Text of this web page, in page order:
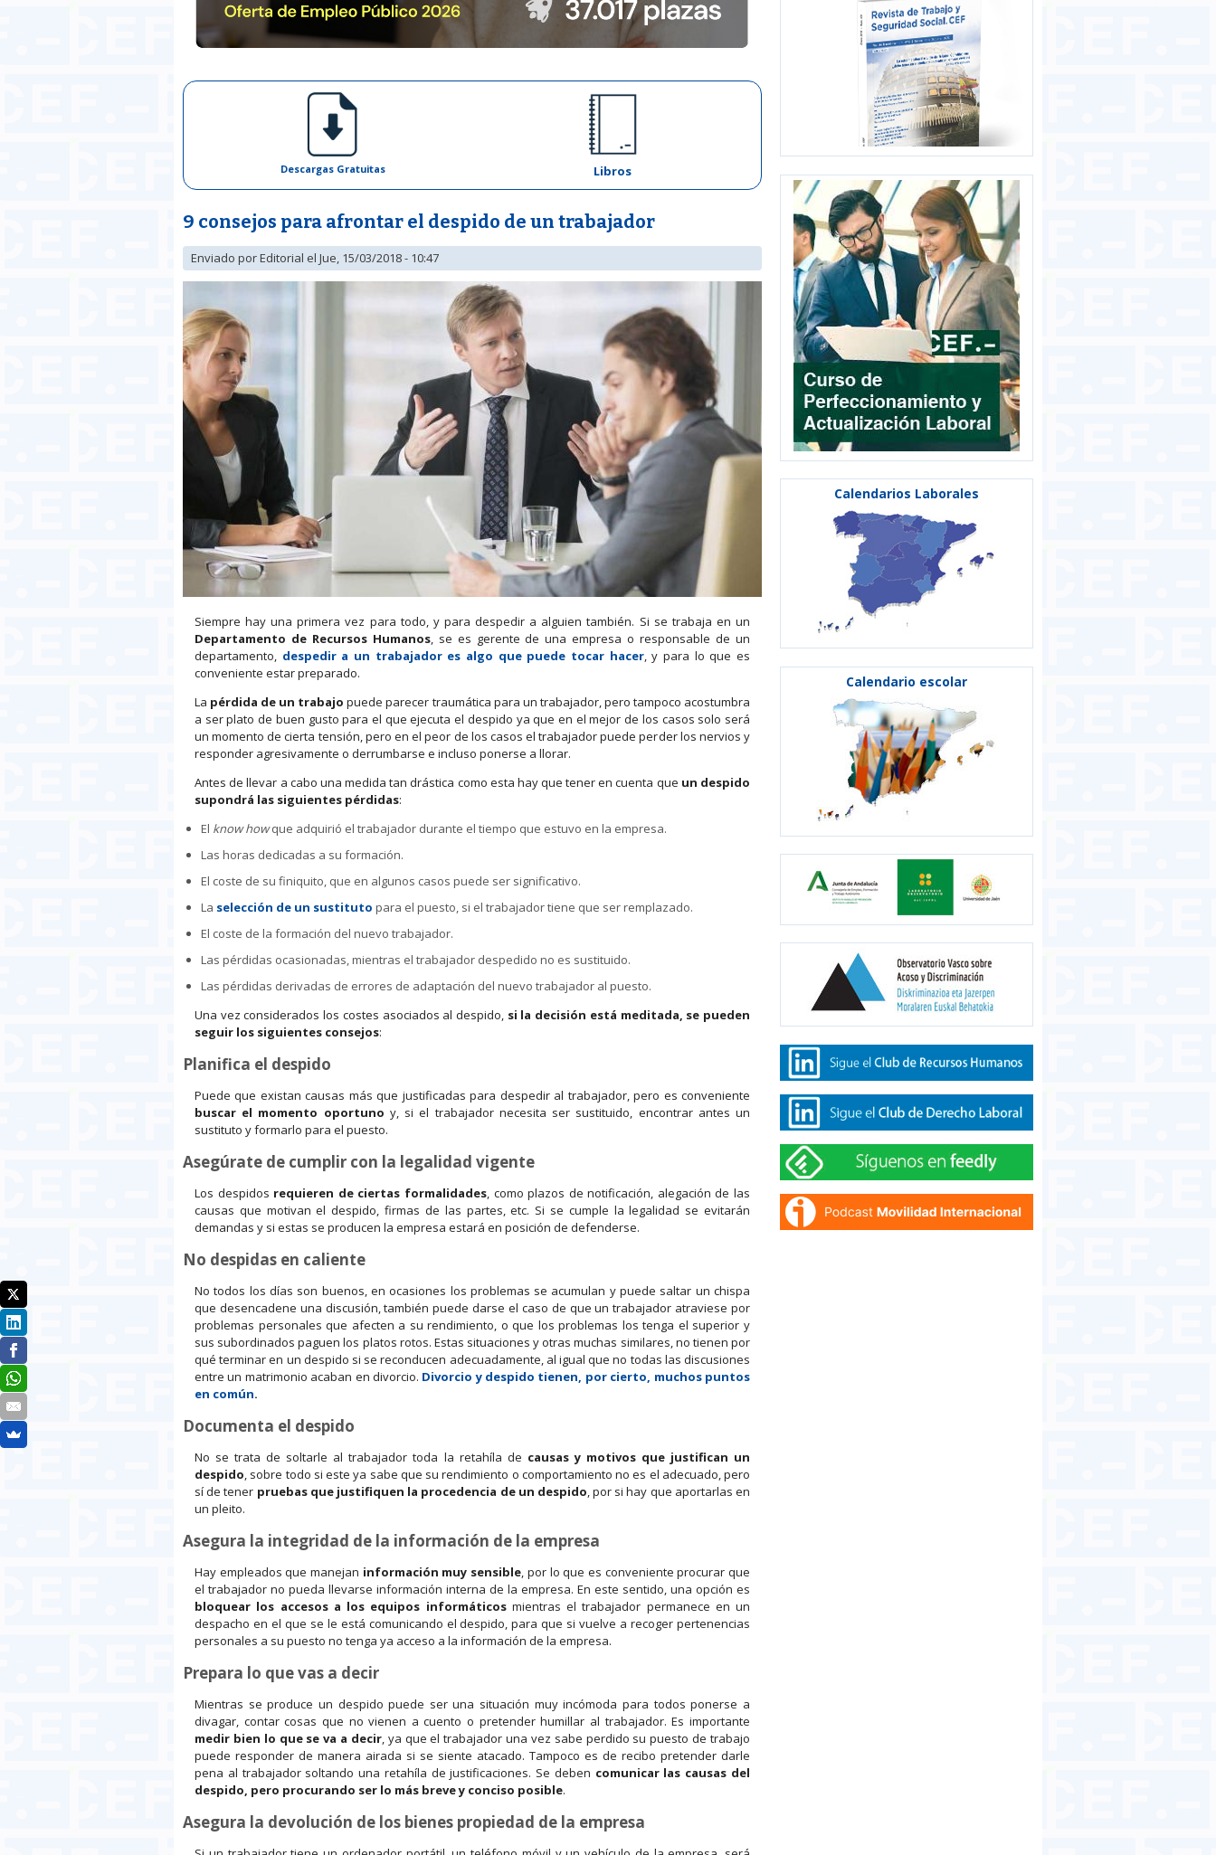
Descargas Gratuitas Libros
9 consejos para afrontar el despido de un trabajador
Enviado porEditorial el Jue, 15/03/2018 - 10:47
Siempre hay una primera vez para todo, y para despedir a alguien también. Si se trabaja en un
Departamento de Recursos Humanos, se es gerente de una empresa o responsable de un
departamento, despedir a un trabajador es algo que puede tocar hacer, y para lo que es
conveniente estar preparado.
La pérdida de un trabajo puede parecer traumática para un trabajador, pero tampoco acostumbra
a ser plato de buen gusto para el que ejecuta el despido ya que en el mejor de los casos solo será
un momento de cierta tensión, pero en el peor de los casos el trabajador puede perder los nervios y
responder agresivamente o derrumbarse e incluso ponerse a llorar.
Antes de llevar a cabo una medida tan drástica como esta hay que tener en cuenta que un despido
supondrá las siguientes pérdidas:
El know howque adquirió el trabajador durante el tiempo que estuvo en la empresa.
Las horas dedicadas a su formación.
El coste de su finiquito, que en algunos casos puede ser significativo.
La selección de un sustituto para el puesto, si el trabajador tiene que ser remplazado.
El coste de la formación del nuevo trabajador.
Las pérdidas ocasionadas, mientras el trabajador despedido no es sustituido.
Las pérdidas derivadas de errores de adaptación del nuevo trabajador al puesto.
Una vez considerados los costes asociados al despido, si la decisión está meditada, se pueden
seguir los siguientes consejos:
Planifica el despido
Puede que existan causas más que justificadas para despedir al trabajador, pero es conveniente
buscar el momento oportuno y, si el trabajador necesita ser sustituido, encontrar antes un
sustituto y formarlo para el puesto.
Asegúrate de cumplir con la legalidad vigente
Los despidos requieren de ciertas formalidades, como plazos de notificación, alegación de las
causas que motivan el despido, firmas de las partes, etc. Si se cumple la legalidad se evitarán
demandas y si estas se producen la empresa estará en posición de defenderse.
No despidas en caliente
No todos los días son buenos, en ocasiones los problemas se acumulan y puede saltar un chispa
que desencadene una discusión, también puede darse el caso de que un trabajador atraviese por
problemas personales que afecten a su rendimiento, o que los problemas los tenga el superior y
sus subordinados paguen los platos rotos. Estas situaciones y otras muchas similares, no tienen por
qué terminar en un despido si se reconducen adecuadamente, al igual que no todas las discusiones
entre un matrimonio acaban en divorcio. Divorcio y despido tienen, por cierto, muchos puntos
en común.
Documenta el despido
No se trata de soltarle al trabajador toda la retahíla de causas y motivos que justifican un
despido , sobre todo si este ya sabe que su rendimiento o comportamiento no es el adecuado, pero
sí de tener pruebas que justifiquen la procedencia de un despido , por si hay que aportarlas en
un pleito.
Asegura la integridad de la información de la empresa
Hay empleados que manejan información muy sensible , por lo que es conveniente procurar que
el trabajador no pueda llevarse información interna de la empresa. En este sentido, una opción es
bloquear los accesos a los equipos informáticosmientras el trabajador permanece en un
despacho en el que se le está comunicando el despido, para que si vuelve a recoger pertenencias
personales a su puesto no tenga ya acceso a la información de la empresa.
Prepara lo que vas a decir
Mientras se produce un despido puede ser una situación muy incómoda para todos ponerse a
divagar, contar cosas que no vienen a cuento o pretender humillar al trabajador. Es importante
medir bien lo que se va a decir, ya que el trabajador una vez sabe perdido su puesto de trabajo
puede responder de manera airada si se siente atacado. Tampoco es de recibo pretender darle
pena al trabajador soltando una retahíla de justificaciones. Se deben comunicar las causas del
despido, pero procurando ser lo más breve y conciso posible.
Asegura la devolución de los bienes propiedad de la empresa
Calendarios Laborales
Calendario escolar